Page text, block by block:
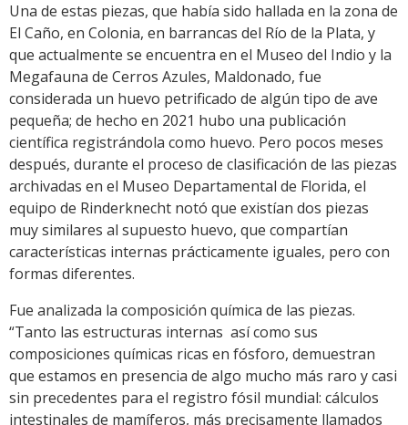
Una de estas piezas, que había sido hallada en la zona de
El Caño, en Colonia, en barrancas del Río de la Plata, y
que actualmente se encuentra en el Museo del Indio y la
Megafauna de Cerros Azules, Maldonado, fue
considerada un huevo petrificado de algún tipo de ave
pequeña; de hecho en 2021 hubo una publicación
científica registrándola como huevo. Pero pocos meses
después, durante el proceso de clasificación de las piezas
archivadas en el Museo Departamental de Florida, el
equipo de Rinderknecht notó que existían dos piezas
muy similares al supuesto huevo, que compartían
características internas prácticamente iguales, pero con
formas diferentes.
Fue analizada la composición química de las piezas.
“Tanto las estructuras internas así como sus
composiciones químicas ricas en fósforo, demuestran
que estamos en presencia de algo mucho más raro y casi
sin precedentes para el registro fósil mundial: cálculos
intestinales de mamíferos, más precisamente llamados